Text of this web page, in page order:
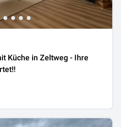
Küche in Zeltweg - Ihre